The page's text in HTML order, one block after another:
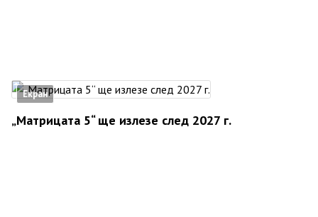
Екран
„Матрицата 5“ ще излезе след 2027 г.